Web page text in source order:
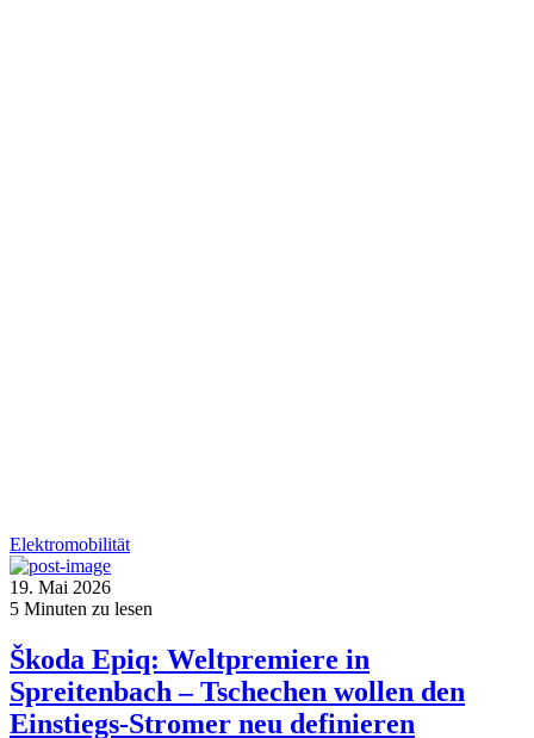
Elektromobilität
19. Mai 2026
5 Minuten zu lesen
Škoda Epiq: Weltpremiere in
Spreitenbach – Tschechen wollen den
Einstiegs-Stromer neu definieren